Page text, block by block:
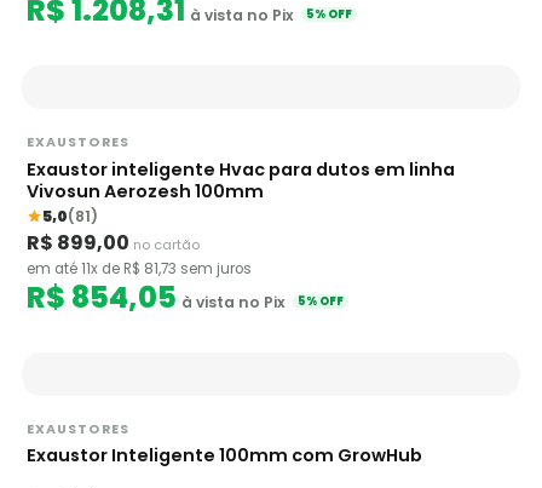
R$ 1.208,31 à vista no Pix 5% OFF
EXAUSTORES
Exaustor inteligente Hvac para dutos em linha
Vivosun Aerozesh 100mm
5,0(81)
R$ 899,00 no cartão
em até 11x de R$ 81,73 sem juros
R$ 854,05 à vista no Pix 5% OFF
EXAUSTORES
Exaustor Inteligente 100mm com GrowHub